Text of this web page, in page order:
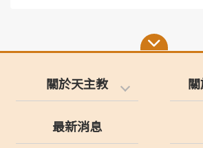
關於天主教
最新消息